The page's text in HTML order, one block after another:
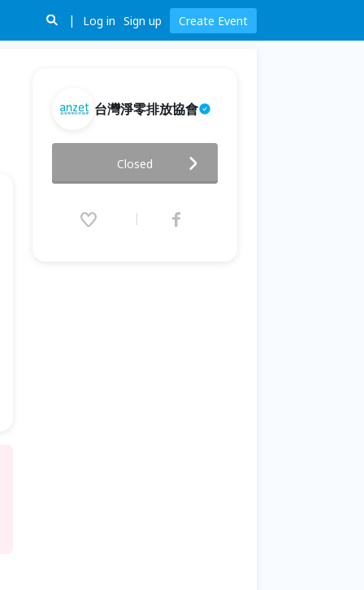
Log in Sign up Create Event
台灣淨零排放協會
2026.06.17 (Wed) 12:30 - 17:00
(GMT+8)
Closed